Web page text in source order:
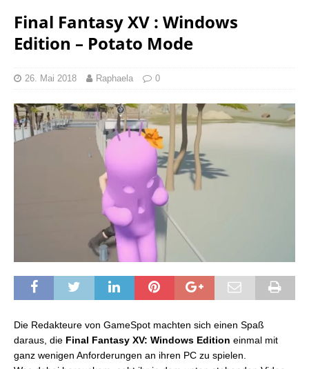
Final Fantasy XV : Windows
Edition – Potato Mode
26. Mai 2018 Raphaela 0
Die Redakteure von GameSpot machten sich einen Spaß
daraus, die Final Fantasy XV: Windows Edition einmal mit
ganz wenigen Anforderungen an ihren PC zu spielen.